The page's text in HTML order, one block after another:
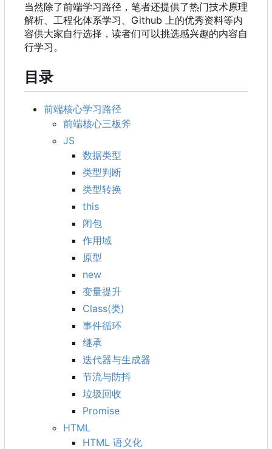
当然除了前端学习路径 ， 笔者还提供了热门技术原理
解析、工程化体系学习、Github 上的优秀资料等内
容供大家自行选择，读者们可以挑选感兴趣的内容自
行学习。
目录
前端核心学习路径
前端核心三板斧
JS
数据类型
类型判断
类型转换
this
闭包
作用域
原型
new
变量提升
Class(类)
事件循环
继承
迭代器与生成器
节流与防抖
垃圾回收
Promise
HTML
HTML 语义化